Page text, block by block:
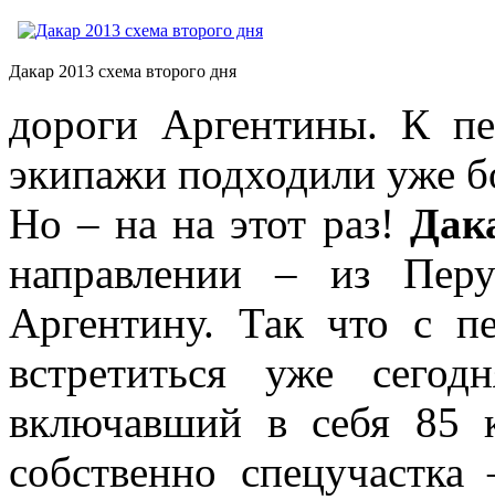
Дакар 2013 схема второго дня
дороги Аргентины. К
экипажи подходили уже
Но – на на этот раз!
направлении – из
Аргентину. Так что с
встретиться уже
включавший в себя 85
собственно